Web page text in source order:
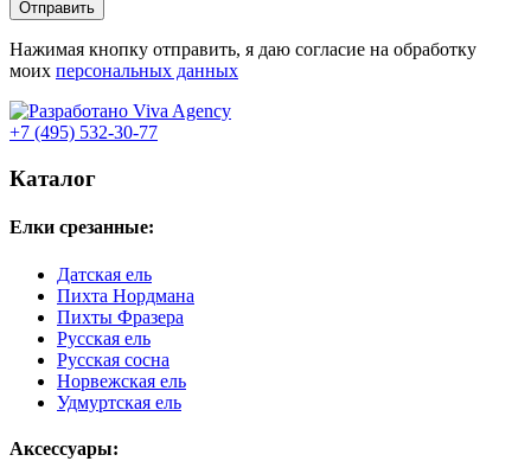
Отправить
Нажимая кнопку отправить, я даю согласие на обработку
моих персональных данных
+7 (495) 532-30-77
Каталог
Елки срезанные:
Датская ель
Пихта Нордмана
Пихты Фразера
Русская ель
Русская сосна
Норвежская ель
Удмуртская ель
Аксессуары: